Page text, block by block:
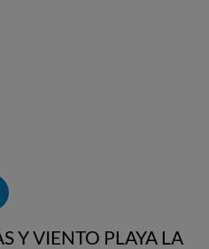
Y VIENTO PLAYA LA